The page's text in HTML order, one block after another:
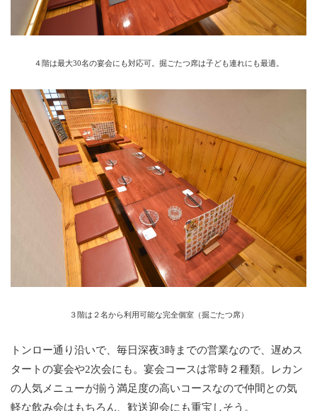
４階は最大30名の宴会にも対応可。掘ごたつ席は子ども連れにも最適。
３階は２名から利用可能な完全個室（掘ごたつ席）
トンロー通り沿いで、毎日深夜3時までの営業なので、遅めス
タートの宴会や2次会にも。宴会コースは常時２種類。レカン
の人気メニューが揃う満足度の高いコースなので仲間との気
軽な飲み会はもちろん、歓送迎会にも重宝しそう。